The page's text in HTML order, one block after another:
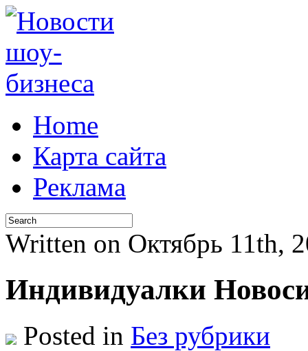
Home
Карта сайта
Реклама
Written on Октябрь 11th,
Индивидуалки
Posted in Без рубрики